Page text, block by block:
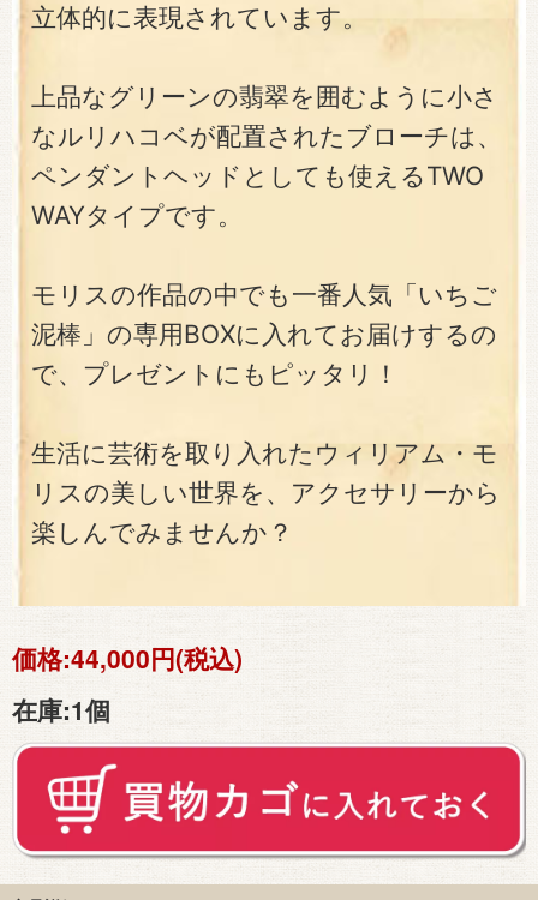
立体的に表現されています。
上品なグリーンの翡翠を囲むように小さ
なルリハコベが配置されたブローチは、
ペンダントヘッドとしても使えるTWO
WAYタイプです。
モリスの作品の中でも一番人気「いちご
泥棒」の専用BOXに入れてお届けするの
で、プレゼントにもピッタリ！
生活に芸術を取り入れたウィリアム・モ
リスの美しい世界を、アクセサリーから
楽しんでみませんか？
価格:44,000円(税込)
在庫:1個